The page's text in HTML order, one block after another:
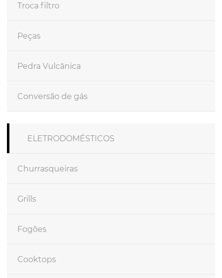
Troca filtro
Peças
Pedra Vulcânica
Conversão de gás
ELETRODOMÉSTICOS
Churrasqueiras
Grills
Fogões
Cooktops